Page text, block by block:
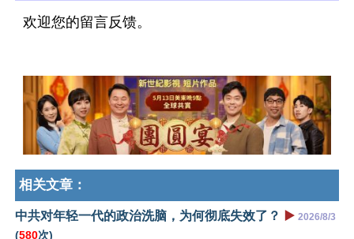
欢迎您的留言反馈。
相关文章：
中共对年轻一代的政治洗脑，为何彻底失效了？ ▶️ 2026/8/3
(580次)